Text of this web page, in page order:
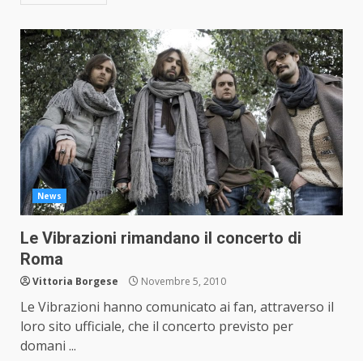
News
Le Vibrazioni rimandano il concerto di
Roma
Vittoria Borgese Novembre 5, 2010
Le Vibrazioni hanno comunicato ai fan, attraverso il
loro sito ufficiale, che il concerto previsto per
domani ...